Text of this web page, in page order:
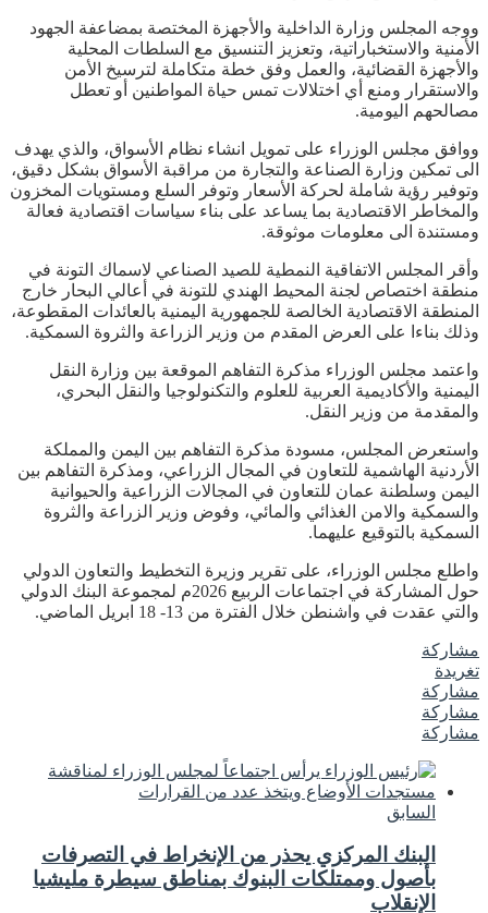
ووجه المجلس وزارة الداخلية والأجهزة المختصة بمضاعفة الجهود
الأمنية والاستخباراتية، وتعزيز التنسيق مع السلطات المحلية
والأجهزة القضائية، والعمل وفق خطة متكاملة لترسيخ الأمن
والاستقرار ومنع أي اختلالات تمس حياة المواطنين أو تعطل
مصالحهم اليومية.
ووافق مجلس الوزراء على تمويل انشاء نظام الأسواق، والذي يهدف
الى تمكين وزارة الصناعة والتجارة من مراقبة الأسواق بشكل دقيق،
وتوفير رؤية شاملة لحركة الأسعار وتوفر السلع ومستويات المخزون
والمخاطر الاقتصادية بما يساعد على بناء سياسات اقتصادية فعالة
ومستندة الى معلومات موثوقة.
وأقر المجلس الاتفاقية النمطية للصيد الصناعي لاسماك التونة في
منطقة اختصاص لجنة المحيط الهندي للتونة في أعالي البحار خارج
المنطقة الاقتصادية الخالصة للجمهورية اليمنية بالعائدات المقطوعة،
وذلك بناءا على العرض المقدم من وزير الزراعة والثروة السمكية.
واعتمد مجلس الوزراء مذكرة التفاهم الموقعة بين وزارة النقل
اليمنية والأكاديمية العربية للعلوم والتكنولوجيا والنقل البحري،
والمقدمة من وزير النقل.
واستعرض المجلس، مسودة مذكرة التفاهم بين اليمن والمملكة
الأردنية الهاشمية للتعاون في المجال الزراعي، ومذكرة التفاهم بين
اليمن وسلطنة عمان للتعاون في المجالات الزراعية والحيوانية
والسمكية والامن الغذائي والمائي، وفوض وزير الزراعة والثروة
السمكية بالتوقيع عليهما.
واطلع مجلس الوزراء، على تقرير وزيرة التخطيط والتعاون الدولي
حول المشاركة في اجتماعات الربيع 2026م لمجموعة البنك الدولي
والتي عقدت في واشنطن خلال الفترة من 13- 18 ابريل الماضي.
مشاركة
تغريدة
مشاركة
مشاركة
مشاركة
السابق
البنك المركزي يحذر من الإنخراط في التصرفات
بأصول وممتلكات البنوك بمناطق سيطرة مليشيا
الإنقلاب